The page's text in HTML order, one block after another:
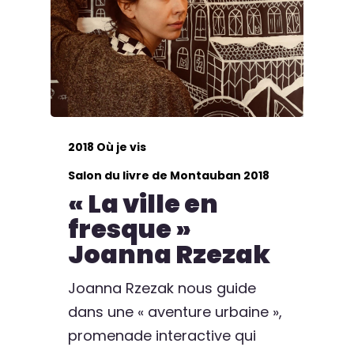
2018 Où je vis
Salon du livre de Montauban 2018
« La ville en
fresque »
Joanna Rzezak
Joanna Rzezak nous guide
dans une « aventure urbaine »,
promenade interactive qui